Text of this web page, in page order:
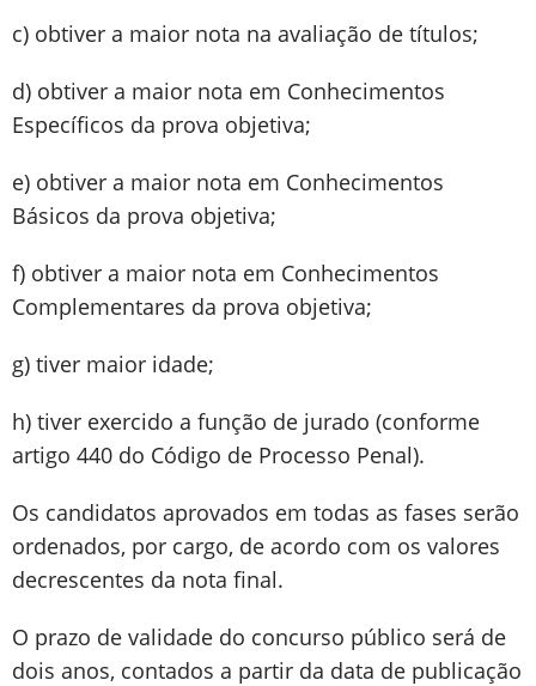
c) obtiver a maior nota na avaliação de títulos;
d) obtiver a maior nota em Conhecimentos
Específicos da prova objetiva;
e) obtiver a maior nota em Conhecimentos
Básicos da prova objetiva;
f) obtiver a maior nota em Conhecimentos
Complementares da prova objetiva;
g) tiver maior idade;
h) tiver exercido a função de jurado (conforme
artigo 440 do Código de Processo Penal).
Os candidatos aprovados em todas as fases serão
ordenados, por cargo, de acordo com os valores
decrescentes da nota final.
O prazo de validade do concurso público será de
dois anos, contados a partir da data de publicação